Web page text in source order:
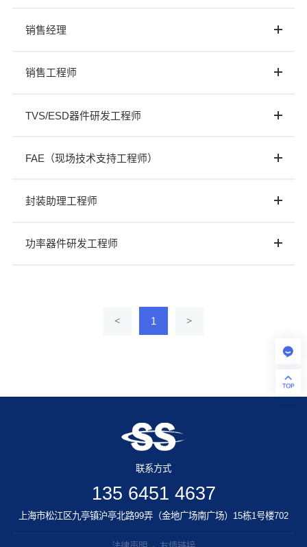
销售经理
销售工程师
TVS/ESD器件研发工程师
FAE（现场技术支持工程师）
封装助理工程师
功率器件研发工程师
< 1 >
联系方式
135 6451 4637
上海市松江区九亭镇沪亭北路99弄（金地广场南广场）15栋1号楼702